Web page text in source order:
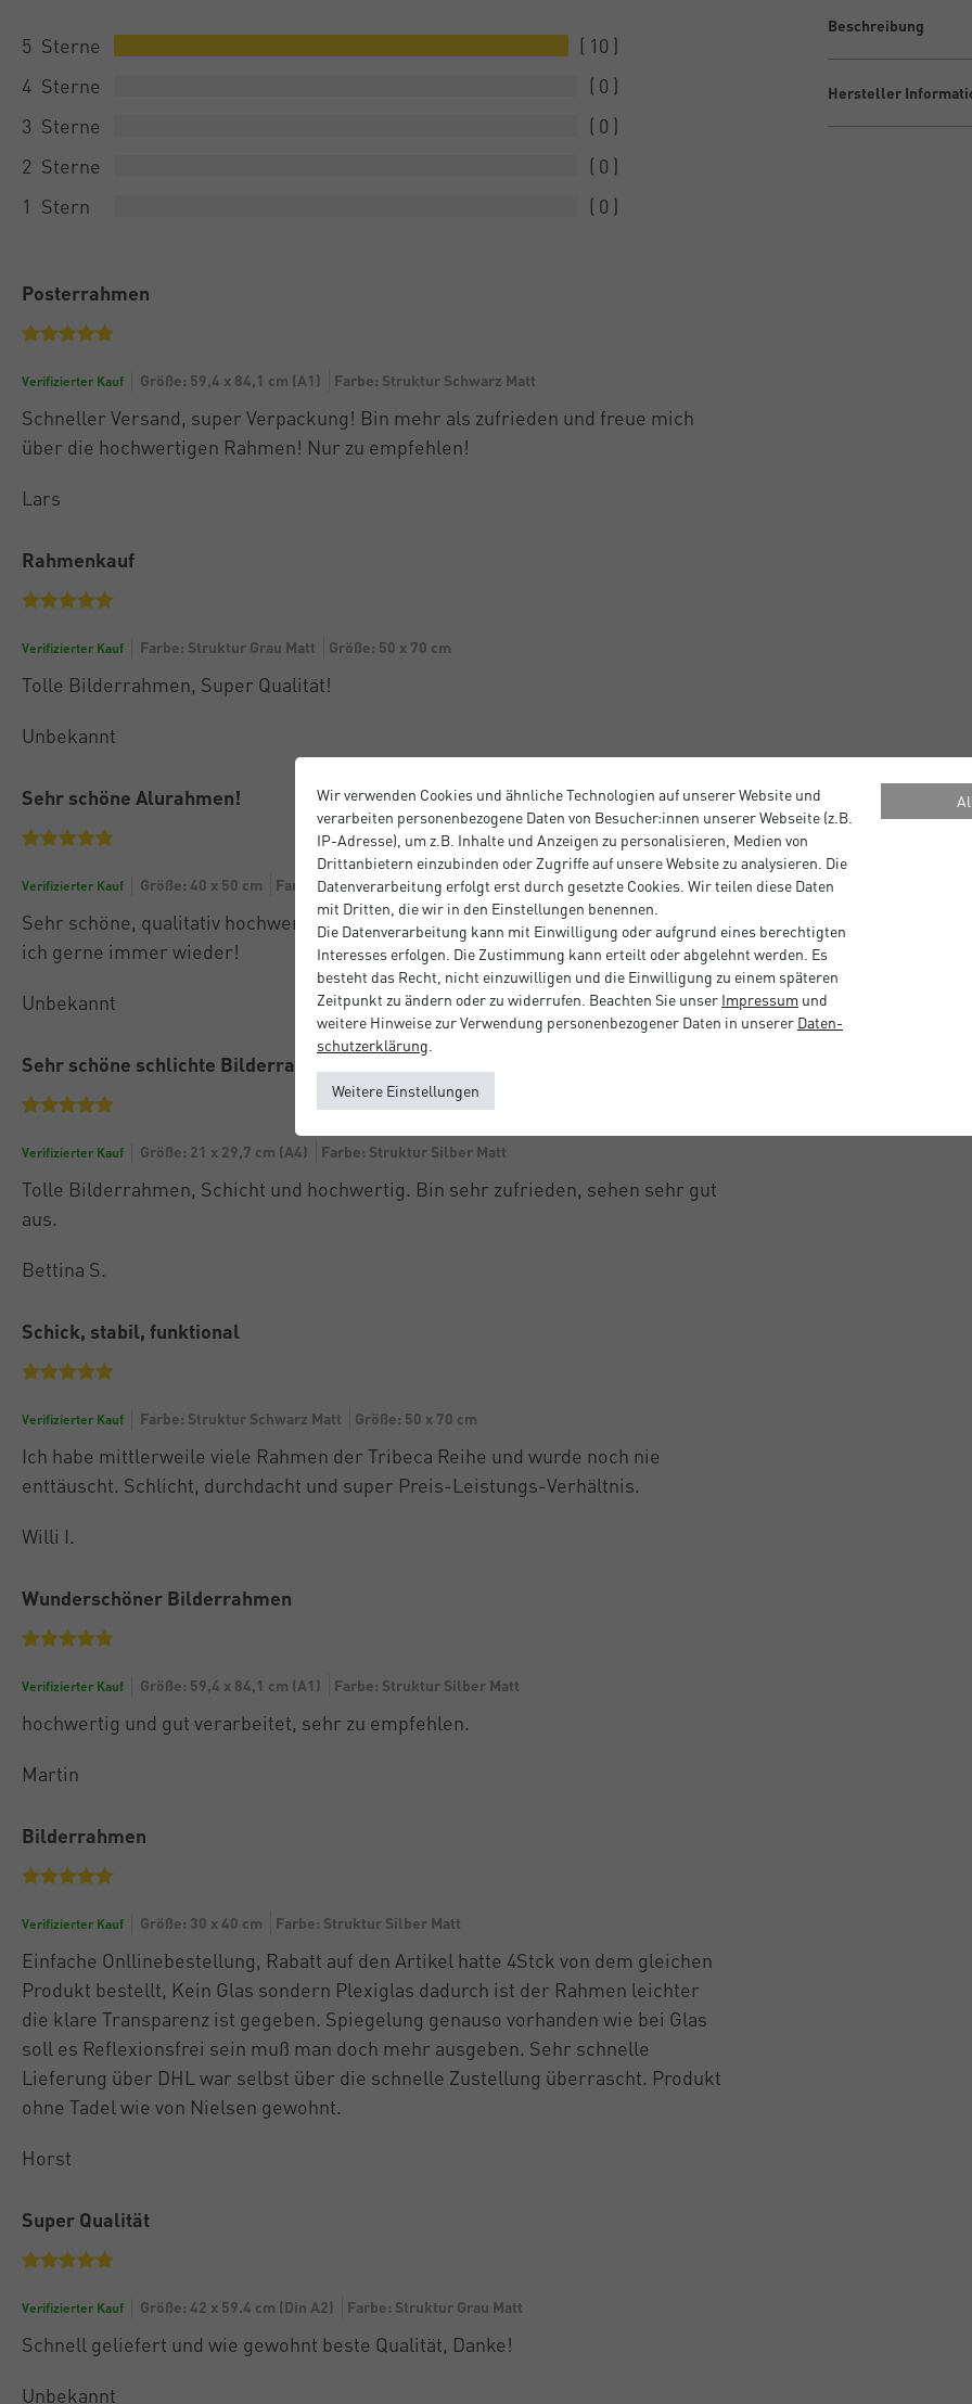
5
10
4
0
3
0
2
0
1
0
Posterrahmen
Verifizierter Kauf Größe: 59,4 x 84,1 cm (A1) Farbe: Struktur Schwarz Matt
Schneller Versand, super Verpackung! Bin mehr als zufrieden und freue mich
über die hochwertigen Rahmen! Nur zu empfehlen!
Lars
Rahmenkauf
Verifizierter Kauf Farbe: Struktur Grau Matt Größe: 50 x 70 cm
Tolle Bilderrahmen, Super Qualität!
Unbekannt
Sehr schöne Alurahmen!
Verifizierter Kauf Größe: 40 x 50 cm Farbe: Struktur Schwarz Matt
Sehr schöne, qualitativ hochwertige Rahmen zu einem guten, fairen Preis. Kaufe
ich gerne immer wieder!
Unbekannt
Sehr schöne schlichte Bilderrahmen
Verifizierter Kauf Größe: 21 x 29,7 cm (A4) Farbe: Struktur Silber Matt
Tolle Bilderrahmen, Schicht und hochwertig. Bin sehr zufrieden, sehen sehr gut
aus.
Bettina S.
Schick, stabil, funktional
Verifizierter Kauf Farbe: Struktur Schwarz Matt Größe: 50 x 70 cm
Ich habe mittlerweile viele Rahmen der Tribeca Reihe und wurde noch nie
enttäuscht. Schlicht, durchdacht und super Preis-Leistungs-Verhältnis.
Willi I.
Wunderschöner Bilderrahmen
Verifizierter Kauf Größe: 59,4 x 84,1 cm (A1) Farbe: Struktur Silber Matt
hochwertig und gut verarbeitet, sehr zu empfehlen.
Martin
Bilderrahmen
Verifizierter Kauf Größe: 30 x 40 cm Farbe: Struktur Silber Matt
Einfache Onllinebestellung, Rabatt auf den Artikel hatte 4Stck von dem gleichen
Produkt bestellt, Kein Glas sondern Plexiglas dadurch ist der Rahmen leichter
die klare Transparenz ist gegeben. Spiegelung genauso vorhanden wie bei Glas
soll es Reflexionsfrei sein muß man doch mehr ausgeben. Sehr schnelle
Lieferung über DHL war selbst über die schnelle Zustellung überrascht. Produkt
ohne Tadel wie von Nielsen gewohnt.
Horst
Super Qualität
Verifizierter Kauf Größe: 42 x 59.4 cm (Din A2) Farbe: Struktur Grau Matt
Schnell geliefert und wie gewohnt beste Qualität, Danke!
Unbekannt
Beschreibung
Hersteller
Wir verwenden Cookies und ähnliche Technologien auf unserer Website und
verarbeiten personenbezogene Daten von Besucher:innen unserer Webseite (z.B.
IP-Adresse), um z.B. Inhalte und Anzeigen zu personalisieren, Medien von
Drittanbietern einzubinden oder Zugriffe auf unsere Website zu analysieren. Die
Datenverarbeitung erfolgt erst durch gesetzte Cookies. Wir teilen diese Daten
mit Dritten, die wir in den Einstellungen benennen.
Die Datenverarbeitung kann mit Einwilligung oder aufgrund eines berechtigten
Interesses erfolgen. Die Zustimmung kann erteilt oder abgelehnt werden. Es
besteht das Recht, nicht einzuwilligen und die Einwilligung zu einem späteren
Zeitpunkt zu ändern oder zu widerrufen. Beachten Sie unser Impressum und
weitere Hinweise zur Verwendung personenbezogener Daten in unserer Daten­
schutz­erklärung
Weitere Einstellungen